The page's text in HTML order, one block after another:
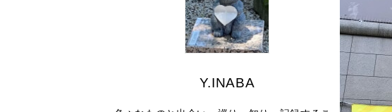
Y.INABA